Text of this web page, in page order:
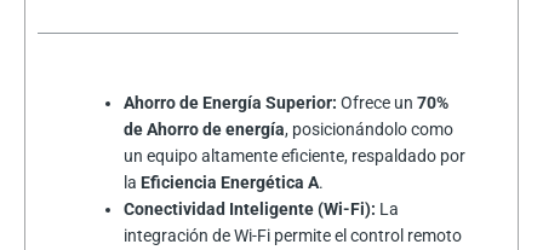
Ahorro de Energía Superior: Ofrece un70%
de Ahorro de energía, posicionándolo como
un equipo altamente eficiente, respaldado por
la Eficiencia Energética A.
Conectividad Inteligente (Wi-Fi): La
integración de Wi-Fi permite el control remoto